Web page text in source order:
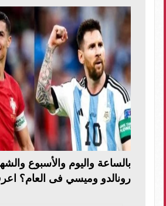
بالساعة واليوم والأسبوع
رونالدو وميسي فى العام؟